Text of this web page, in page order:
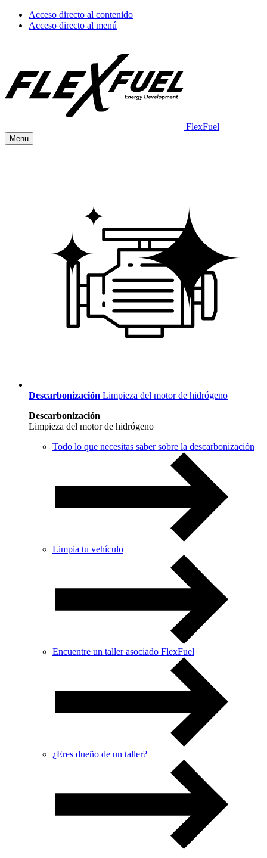
Acceso directo al contenido
Acceso directo al menú
FlexFuel
Menu
Descarbonización Limpieza del motor de hidrógeno
Descarbonización
Limpieza del motor de hidrógeno
Todo lo que necesitas saber sobre la descarbonización
Limpia tu vehículo
Encuentre un taller asociado FlexFuel
¿Eres dueño de un taller?